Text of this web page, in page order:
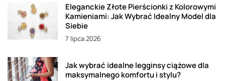
Eleganckie Złote Pierścionki z Kolorowymi
Kamieniami: Jak Wybrać Idealny Model dla
Siebie
7 lipca 2026
Jak wybrać idealne legginsy ciążowe dla
maksymalnego komfortu i stylu?